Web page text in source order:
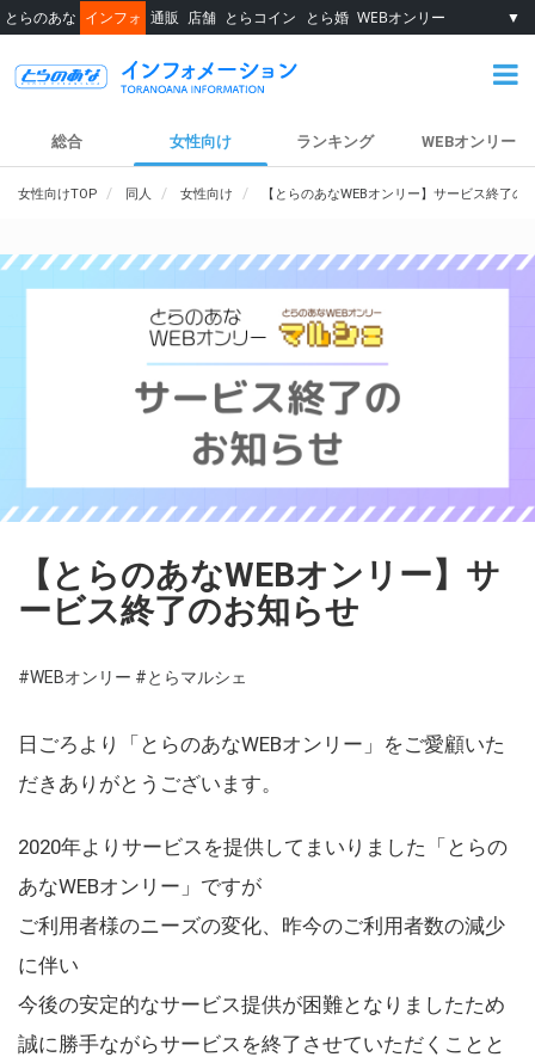
とらのあな インフォ 通販 店舗 とらコイン とら婚 WEBオンリー ▼
総合 女性向け ランキング WEBオンリー
女性向けTOP 同人 女性向け 【とらのあなWEBオンリー】サービス終了の
【とらのあなWEBオンリー】サ
ービス終了のお知らせ
#WEBオンリー #とらマルシェ
日ごろより「とらのあなWEBオンリー」をご愛顧いた
だきありがとうございます。
2020年よりサービスを提供してまいりました「とらの
あなWEBオンリー」ですが
ご利用者様のニーズの変化、昨今のご利用者数の減少
に伴い
今後の安定的なサービス提供が困難となりましたため
誠に勝手ながらサービスを終了させていただくことと